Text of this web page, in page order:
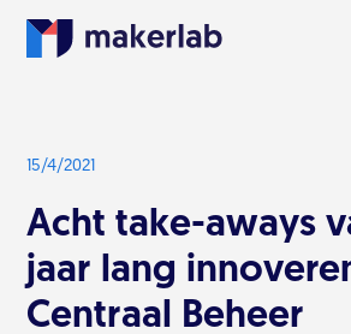
15/4/2021
Acht take-aways
jaar lang
Centraal Beheer